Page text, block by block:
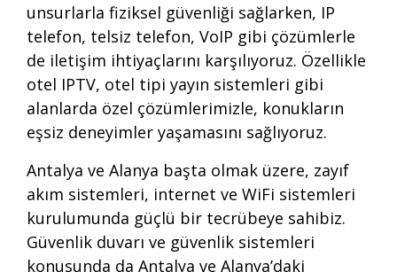
unsurlarla fiziksel güvenliği sağlarken, IP
telefon, telsiz telefon, VoIP gibi çözümlerle
de iletişim ihtiyaçlarını karşılıyoruz. Özellikle
otel IPTV, otel tipi yayın sistemleri gibi
alanlarda özel çözümlerimizle, konukların
eşsiz deneyimler yaşamasını sağlıyoruz.
Antalya ve Alanya başta olmak üzere, zayıf
akım sistemleri, internet ve WiFi sistemleri
kurulumunda güçlü bir tecrübeye sahibiz.
Güvenlik duvarı ve güvenlik sistemleri
konusunda da Antalya ve Alanya’daki